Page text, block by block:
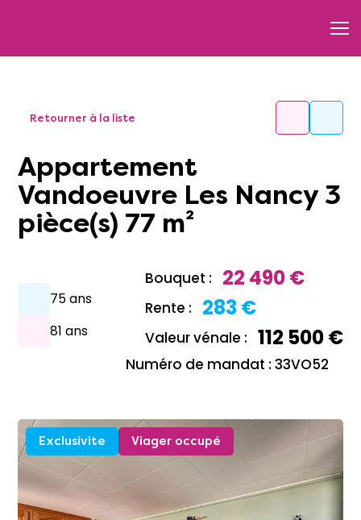
Retourner à la liste
Appartement
Vandoeuvre Les Nancy 3
pièce(s) 77 m²
75 ans
81 ans
Bouquet : 22 490 €
Rente : 283 €
Valeur vénale : 112 500 €
Numéro de mandat : 33VO52
Exclusivite Viager occupé